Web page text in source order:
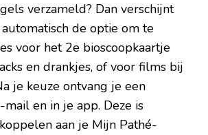
verzameld? Dan verschijnt
de optie om te
voor het 2e bioscoopkaartje
en drankjes, of voor films bij
je keuze ontvang je een
en in je app. Deze is
aan je Mijn Pathé-